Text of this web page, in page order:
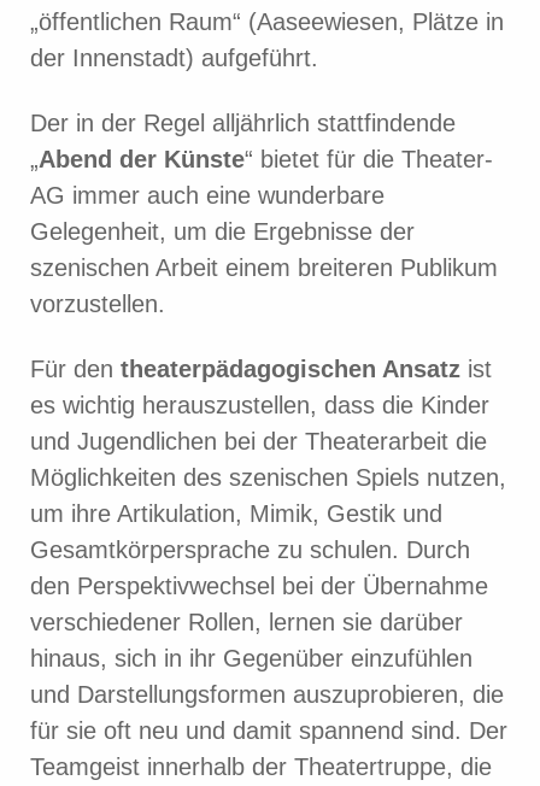
„öffentlichen Raum“ (Aaseewiesen, Plätze in
der Innenstadt) aufgeführt.
Der in der Regel alljährlich stattfindende
„Abend der Künste“ bietet für die Theater-
AG immer auch eine wunderbare
Gelegenheit, um die Ergebnisse der
szenischen Arbeit einem breiteren Publikum
vorzustellen.
Für den theaterpädagogischen Ansatz ist
es wichtig herauszustellen, dass die Kinder
und Jugendlichen bei der Theaterarbeit die
Möglichkeiten des szenischen Spiels nutzen,
um ihre Artikulation, Mimik, Gestik und
Gesamtkörpersprache zu schulen. Durch
den Perspektivwechsel bei der Übernahme
verschiedener Rollen, lernen sie darüber
hinaus, sich in ihr Gegenüber einzufühlen
und Darstellungsformen auszuprobieren, die
für sie oft neu und damit spannend sind. Der
Teamgeist innerhalb der Theatertruppe, die